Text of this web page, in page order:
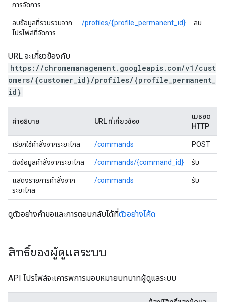
การจัดการ
ลบข้อมูลที่รวบรวมจาก
โปรไฟล์ที่จัดการ
/profiles/{profile_permanent_id} ลบ
URL จะเกี่ยวข้องกับ
https://chromemanagement.googleapis.com/v1/cust
omers/{customer_id}/profiles/{profile_permanent_
id}
คำอธิบาย URL ที่เกี่ยวข้อง
เมธอด
HTTP
เรียกใช้คำสั่งจากระยะไกล /commands POST
ดึงข้อมูลคำสั่งจากระยะไกล /commands/{command_id} รับ
แสดงรายการคำสั่งจาก
ระยะไกล
/commands รับ
ดูตัวอย่างคำขอและการตอบกลับได้ที่ตัวอย่างโค้ด
สิทธิ์ของผู้ดูแลระบบ
API โปรไฟล์จะเคารพการมอบหมายบทบาทผู้ดูแลระบบ